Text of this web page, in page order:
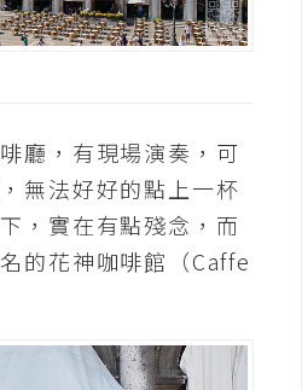
廳，有現場演奏，可
無法好好的點上一杯
，實在有點殘念，而
的花神咖啡館（Caffe